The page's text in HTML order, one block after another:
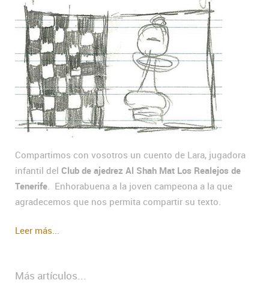
Compartimos con vosotros un cuento de Lara, jugadora
infantil del Club de ajedrez Al Shah Mat Los Realejos de
Tenerife . Enhorabuena a la joven campeona a la que
agradecemos que nos permita compartir su texto.
Leer más...
Más artículos...